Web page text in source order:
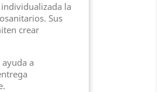
la
Sus
crear
a